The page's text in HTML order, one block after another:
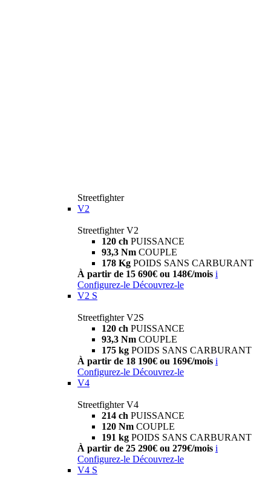
Streetfighter
V2
Streetfighter V2
120 ch PUISSANCE
93,3 Nm COUPLE
178 Kg POIDS SANS CARBURANT
À partir de 15 690€ ou 148€/mois i
Configurez-le Découvrez-le
V2 S
Streetfighter V2S
120 ch PUISSANCE
93,3 Nm COUPLE
175 kg POIDS SANS CARBURANT
À partir de 18 190€ ou 169€/mois i
Configurez-le Découvrez-le
V4
Streetfighter V4
214 ch PUISSANCE
120 Nm COUPLE
191 kg POIDS SANS CARBURANT
À partir de 25 290€ ou 279€/mois i
Configurez-le Découvrez-le
V4 S